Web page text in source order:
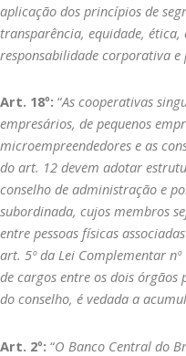
aplicação dos princípios de
transparência, equidade, ética,
responsabilidade corporativa e
Art. 18º: “As cooperativas
empresários, de pequenos
microempreendedores e as
do art. 12 devem adotar
conselho de administração e
subordinada, cujos membros
entre pessoas físicas
art. 5º da Lei Complementar
de cargos entre os dois
do conselho, é vedada a
Art. 2º: “O Banco Central do